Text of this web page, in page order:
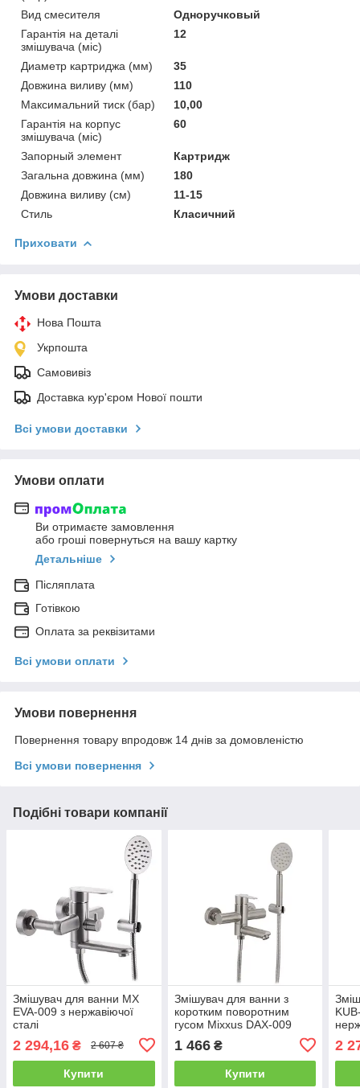
Вид смесителя
Одноручковый
Гарантія на деталі
змішувача (міс)
12
Диаметр картриджа (мм)
35
Довжина виливу (мм)
110
Максимальний тиск (бар)
10,00
Гарантія на корпус
змішувача (міс)
60
Запорный элемент
Картридж
Загальна довжина (мм)
180
Довжина виливу (см)
11-15
Стиль
Класичний
Приховати
Умови доставки
Нова Пошта
Укрпошта
Самовивіз
Доставка кур'єром Нової пошти
Всі умови доставки
Умови оплати
Ви отримаєте замовлення
або гроші повернуться на вашу картку
Детальніше
Післяплата
Готівкою
Оплата за реквізитами
Всі умови оплати
Умови повернення
Повернення товару впродовж 14 днів за домовленістю
Всі умови повернення
Подібні товари компанії
Змішувач для ванни MX
EVA-009 з нержавіючої
сталі
2 294,16 ₴ 2 607 ₴
Купити
Змішувач для ванни з
коротким поворотним
гусом Mixxus DAX-009
1 466₴
Купити
2